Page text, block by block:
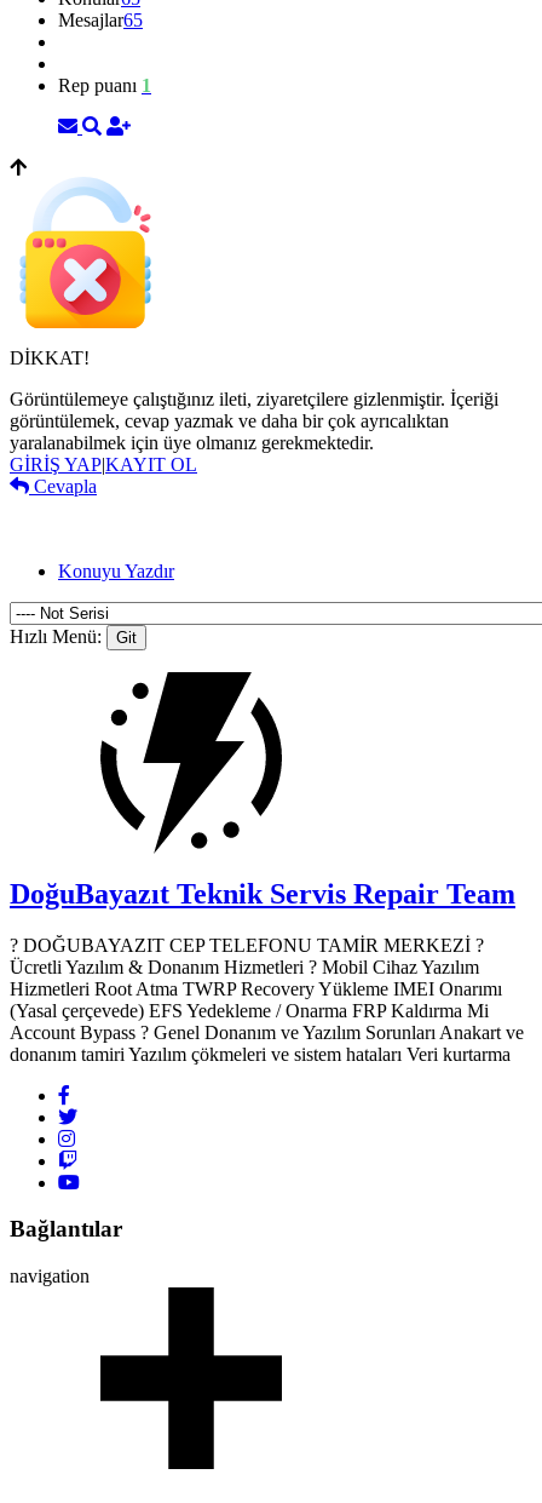
Mesajlar65
Rep puanı 1
DİKKAT!
Görüntülemeye çalıştığınız ileti, ziyaretçilere gizlenmiştir. İçeriği
görüntülemek, cevap yazmak ve daha bir çok ayrıcalıktan
yaralanabilmek için üye olmanız gerekmektedir.
GİRİŞ YAP|KAYIT OL
Cevapla
Konuyu Yazdır
Hızlı Menü:
DoğuBayazıt Teknik Servis Repair Team
? DOĞUBAYAZIT CEP TELEFONU TAMİR MERKEZİ ?️
Ücretli Yazılım & Donanım Hizmetleri ? Mobil Cihaz Yazılım
Hizmetleri Root Atma TWRP Recovery Yükleme IMEI Onarımı
(Yasal çerçevede) EFS Yedekleme / Onarma FRP Kaldırma Mi
Account Bypass ? Genel Donanım ve Yazılım Sorunları Anakart ve
donanım tamiri Yazılım çökmeleri ve sistem hataları Veri kurtarma
Bağlantılar
navigation